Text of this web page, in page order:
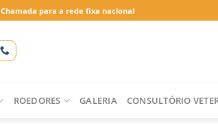
Chamada para a rede fixa nacional
ROEDORES GALERIA CONSULTÓRIO